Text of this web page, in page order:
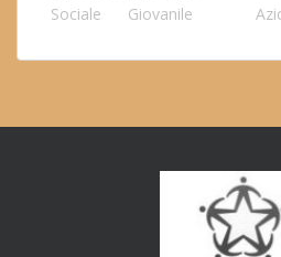
Sociale
Giovanile